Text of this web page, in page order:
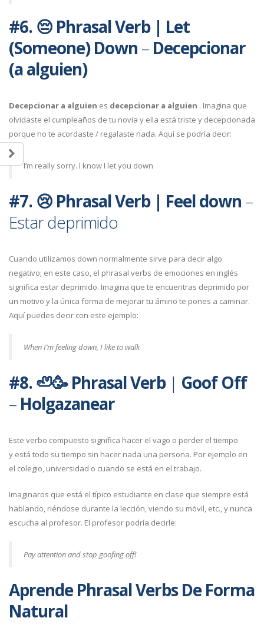
#6. 😔 Phrasal Verb| Let
(Someone) Down – Decepcionar
(a alguien)
Decepcionar a alguien es decepcionar a alguien . Imagina que
olvidaste el cumpleaños de tu novia y ella está triste y decepcionada
porque no te acordaste / regalaste nada. Aquí se podría decir:
I’m really sorry. I know I let you down
#7. 😢 Phrasal Verb| Feel down –
Estar deprimido
Cuando utilizamos down normalmente sirve para decir algo
negativo; en este caso, el phrasal verbs de emociones en inglés
significa estar deprimido. Imagina que te encuentras deprimido por
un motivo y la única forma de mejorar tu ámino te pones a caminar.
Aquí puedes decir con este ejemplo:
When I’m feeling down, I like to walk
#8.🦥🥳 Phrasal Verb| Goof Off
– Holgazanear
Este verbo compuesto significa hacer el vago o perder el tiempo
y está todo su tiempo sin hacer nada una persona. Por ejemplo en
el colegio, universidad o cuando se está en el trabajo.
Imaginaros que está el típico estudiante en clase que siempre está
hablando, riéndose durante la lección, viendo su móvil, etc., y nunca
escucha al profesor. El profesor podría decirle:
Pay attention and stop goofing off!
Aprende Phrasal Verbs De Forma
Natural